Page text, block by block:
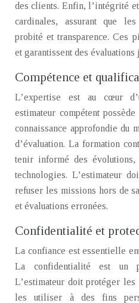
des clients. Enfin, l’intégrité
cardinales, assurant que
probité et transparence. Ces
et garantissent des évaluations
Compétence et
L’expertise est au cœur
estimateur compétent
connaissance approfondie du
d’évaluation. La formation
tenir informé des évolutions,
technologies. L’estimateur
refuser les missions hors de
et évaluations erronées.
Confidentialité et
La confiance est essentielle
La confidentialité est un
L’estimateur doit protéger les
les utiliser à des fins